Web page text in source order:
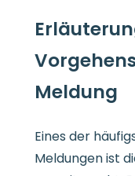
Meldung
Eines der
Meldungen ist